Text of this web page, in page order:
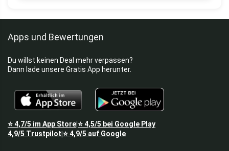
Apps und Bewertungen
Du willst keinen Deal mehr verpassen?
Dann lade unsere Gratis App herunter.
⭐4,7/5 im App Store⭐4,5/5 bei Google Play
4,9/5 Trustpilot ⭐4,9/5 auf Google